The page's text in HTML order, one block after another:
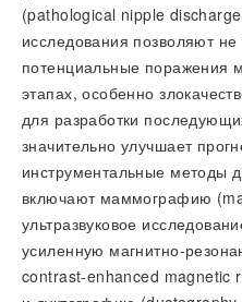
(pathological nipple
исследования позволяют не
потенциальные поражения
этапах, особенно
для разработки
значительно улучшает
инструментальные методы
включают маммографию
ультразвуковое
усиленную магнитно-
contrast-enhanced magnetic